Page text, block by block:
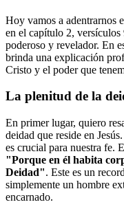
Hoy vamos a adentrarnos
en el capítulo 2, versículos
poderoso y revelador. En
brinda una explicación
Cristo y el poder que
La plenitud de la
En primer lugar, quiero
deidad que reside en
es crucial para nuestra fe.
"Porque en él habita
Deidad". Este es un
simplemente un hombre
encarnado.